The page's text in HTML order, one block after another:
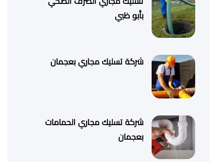
بأبو ظبي
شركة تسليك مجاري بعجمان
شركة تسليك مجاري الحمامات
بعجمان